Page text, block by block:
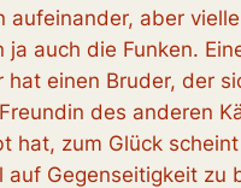
aufeinander, aber
ja auch die Funken.
hat einen Bruder, der
des anderen
hat, zum Glück
auf Gegenseitigkeit zu